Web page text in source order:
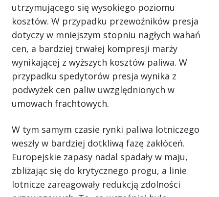
utrzymującego się wysokiego poziomu
kosztów. W przypadku przewoźników presja
dotyczy w mniejszym stopniu nagłych wahań
cen, a bardziej trwałej kompresji marży
wynikającej z wyższych kosztów paliwa. W
przypadku spedytorów presja wynika z
podwyżek cen paliw uwzględnionych w
umowach frachtowych.
W tym samym czasie rynki paliwa lotniczego
weszły w bardziej dotkliwą fazę zakłóceń.
Europejskie zapasy nadal spadały w maju,
zbliżając się do krytycznego progu, a linie
lotnicze zareagowały redukcją zdolności